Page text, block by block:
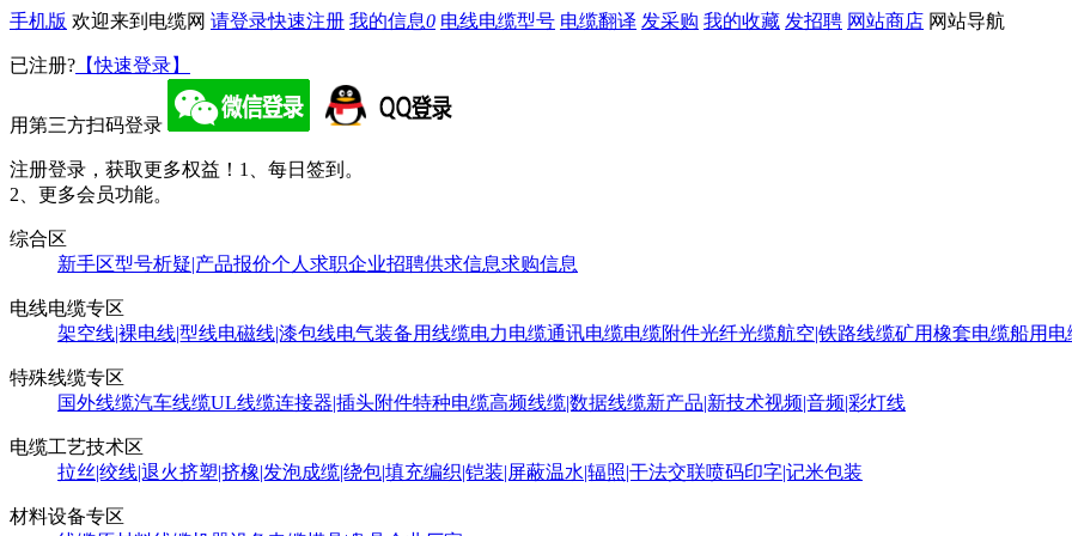
手机版 欢迎来到电缆网 请登录快速注册 我的信息0 电线电缆型号 电缆翻译 发采购 我的收藏 发招聘 网站商店 网站导航
已注册? 【快速登录】
用第三方扫码登录
注册登录，获取更多权益！ 1、每日签到。
2、更多会员功能。
综合区
新手区型号析疑|产品报价个人求职企业招聘供求信息求购信息
电线电缆专区
架空线|裸电线|型线电磁线|漆包线电气装备用线缆电力电缆通讯电缆电缆附件光纤光缆航空|铁路线缆矿用橡套电缆船用电
特殊线缆专区
国外线缆汽车线缆UL线缆连接器|插头附件特种电缆高频线缆|数据线缆新产品|新技术视频|音频|彩灯线
电缆工艺技术区
拉丝|绞线|退火挤塑|挤橡|发泡成缆|绕包|填充编织|铠装|屏蔽温水|辐照|干法交联喷码印字|记米包装
材料设备专区